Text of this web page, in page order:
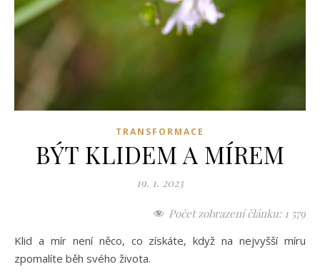
TRANSFORMACE
BÝT KLIDEM A MÍREM
19. 1. 2023
Počet zobrazení článku: 1 579
Klid a mír není něco, co získáte, když na nejvyšší míru
zpomalíte běh svého života.